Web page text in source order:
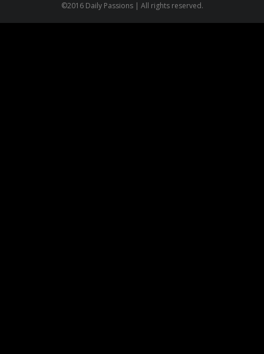
©2016 Daily Passions | All rights reserved.